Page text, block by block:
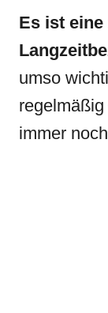
Es ist
umso
immer